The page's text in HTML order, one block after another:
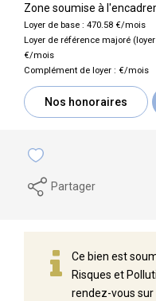
Zone soumise à
Loyer de base : 470.58 €/mois
Loyer de référence majoré
€/mois
Complément de loyer : €/mois
Nos honoraires
Partager
Ce bien est
Risques et
rendez-vous sur